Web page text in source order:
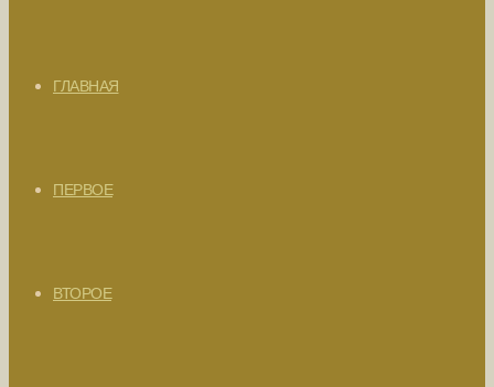
ГЛАВНАЯ
ПЕРВОЕ
ВТОРОЕ